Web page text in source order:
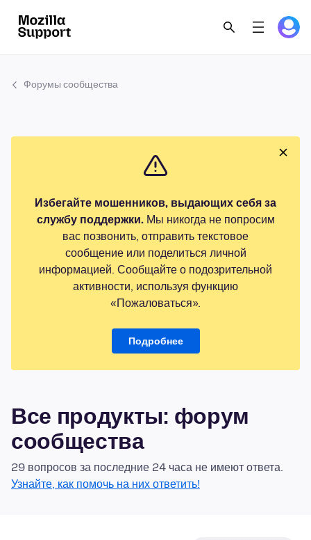
Форумы сообщества
Избегайте мошенников, выдающих себя за
службу поддержки.Мы никогда не попросим
вас позвонить, отправить текстовое
сообщение или поделиться личной
информацией. Сообщайте о подозрительной
активности, используя функцию
«Пожаловаться».
Подробнее
Все продукты: форум
сообщества
29 вопросов за последние 24 часа не имеют ответа.
Узнайте, как помочь на них ответить!